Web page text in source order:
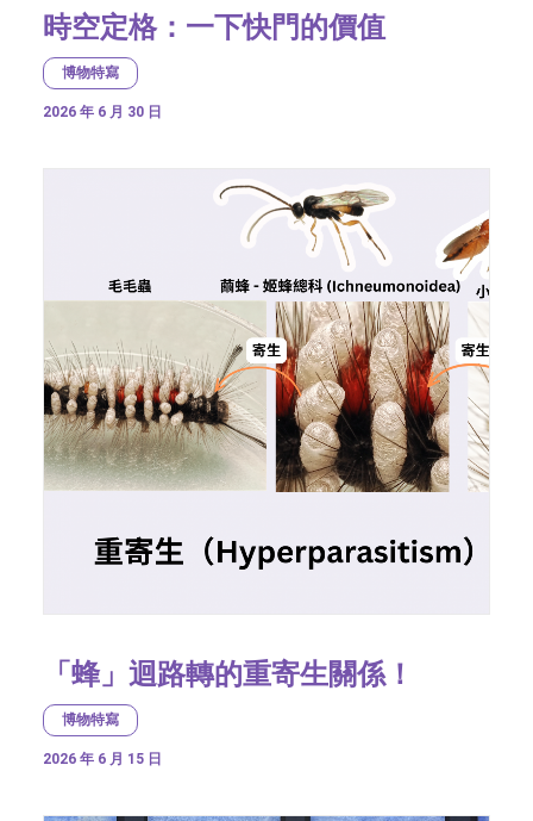
時空定格：一下快門的價值
博物特寫
2026 年 6 月 30 日
「蜂」迴路轉的重寄生關係！
博物特寫
2026 年 6 月 15 日